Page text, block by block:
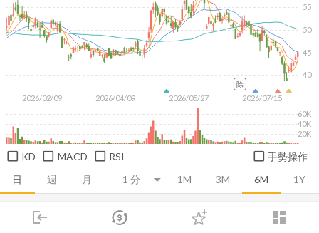
login dashboard
市場 登入
日 週 月 1M 3M 6M 1Y
2026/02/09 2026/04/09 2026/05/27 2026/07/15
40
45
50
55
20K
40K
60K
除
KD MACD RSI 手勢操作
推薦卡片 技術面 消息面 財務報